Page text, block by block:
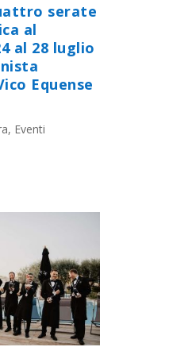
serate
al
al 28 luglio
Equense
, Eventi